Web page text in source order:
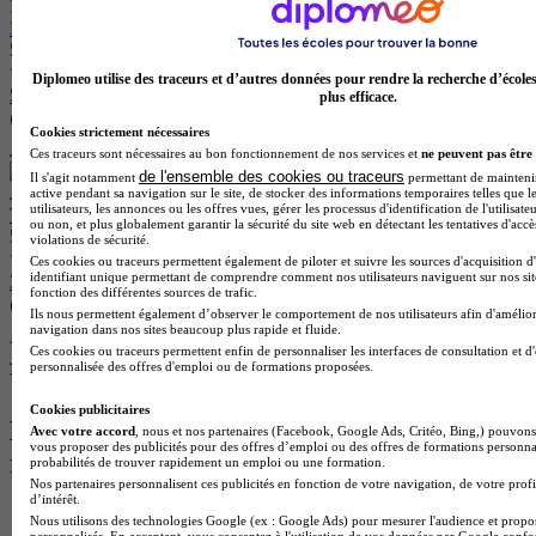
ISC Orléans
Bachelor 2 - Sport & Communication
5.0
5 avis
Orléans 45000
Je m’informe gratuitement
Jump
Titre pro niv. 5 - Négociateur Technico-Commercial Sport
5.0
3 avis
Boulogne-Billancourt 92100
Alternance
Je m’informe gratuitement
Voir plus de formations similaires
Les intitulés de diplôme les plus
recherchés
Master Marketing Digital
Diplomeo utilise des traceurs et d’autres données pour rendre la recherche
plus efficace.
Cookies strictement nécessaires
Ces traceurs sont nécessaires au bon fonctionnement de nos services et ne peuvent pas être
Il s'agit notamment de l'ensemble des cookies ou traceurs permettant de
active pendant sa navigation sur le site, de stocker des informations temporaires telles que
utilisateurs, les annonces ou les offres vues, gérer les processus d'identification de
ou non, et plus globalement garantir la sécurité du site web en détectant les tentatives
violations de sécurité.
Ces cookies ou traceurs permettent également de piloter et suivre les sources d'acquisition
identifiant unique permettant de comprendre comment nos utilisateurs naviguent sur nos
fonction des différentes sources de trafic.
Ils nous permettent également d’observer le comportement de nos utilisateurs afin
navigation dans nos sites beaucoup plus rapide et fluide.
Ces cookies ou traceurs permettent enfin de personnaliser les interfaces de consultation et
personnalisée des offres d'emploi ou de formations proposées.
Cookies publicitaires
Avec votre accord , nous et nos partenaires (Facebook, Google Ads, Critéo, Bing,)
vous proposer des publicités pour des offres d’emploi ou des offres de formations
probabilités de trouver rapidement un emploi ou une formation.
Nos partenaires personnalisent ces publicités en fonction de votre navigation, de votre
d’intérêt.
Nous utilisons des technologies Google (ex : Google Ads) pour mesurer l'audience et